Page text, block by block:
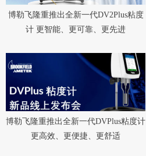
博勒飞隆重推出全新一代DV2Plus粘度
计 更智能、更可靠、更先进
博勒飞隆重推出全新一代DVPlus粘度计
更高效、更便捷、更舒适